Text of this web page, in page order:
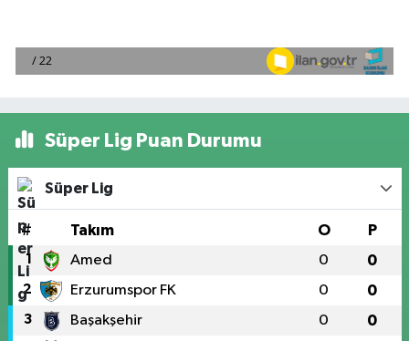
Süper Lig Puan Durumu
Süper Lig
# Takım O P
1 Amed 0 0
2 Erzurumspor FK 0 0
3 Başakşehir 0 0